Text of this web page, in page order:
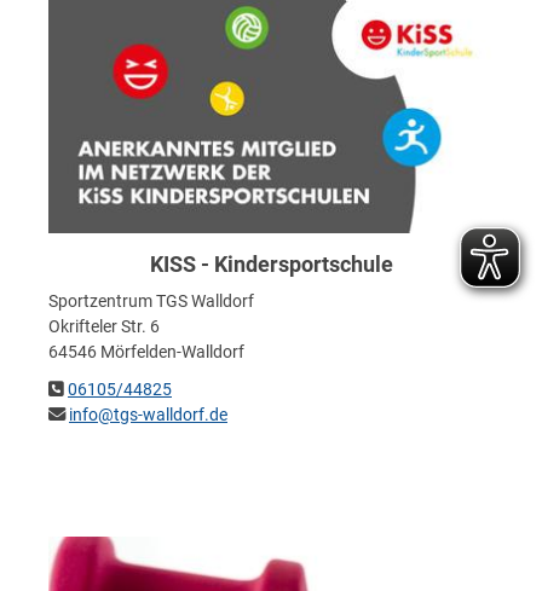
KISS - Kindersportschule
Sportzentrum TGS Walldorf
Okrifteler Str. 6
64546 Mörfelden-Walldorf
06105/44825
info@tgs-walldorf.de